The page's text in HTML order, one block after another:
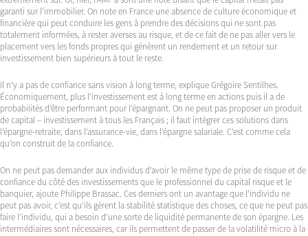
garanti sur l’immobilier. On note en France une absence de culture économique et
financière qui peut conduire les gens à prendre des décisions qui ne sont pas
totalement informées, à rester averses au risque, et de ce fait de ne pas aller vers le
placement vers les fonds propres qui génèrent un rendement et un retour sur
investissement bien supérieurs à tout le reste.
Il n’y a pas de confiance sans vision à long terme, explique Grégoire Sentilhes.
Économiquement, plus l’investissement est à long terme en actions puis il a de
probabilités d’être performant pour l’épargnant. On ne peut pas proposer un produit
de capital – investissement à tous les Français ; il faut intégrer ces solutions dans
l’épargne-retraite, dans l’assurance-vie, dans l’épargne salariale. C’est comme cela
qu’on construit de la confiance.
On ne peut pas demander aux individus d’avoir le même type de prise de risque et de
confiance du côté des investissements que le professionnel du capital risque et le
banquier, ajoute Philippe Brassac. Ces derniers ont un avantage que l’individu ne
peut pas avoir, c’est qu’ils gèrent la stabilité statistique des choses, ce que ne peut pas
faire l’individu, qui a besoin d’une sorte de liquidité permanente de son épargne. Les
intermédiaires sont nécessaires, car ils permettent de passer de la volatilité micro à la